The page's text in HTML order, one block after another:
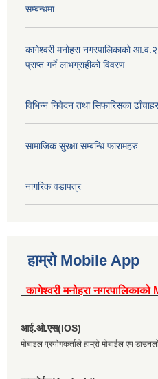
सम्बन्धमा
कागेश्वरी मनोहरा नगरपालिकाको
प्राप्त गर्ने लाभग्राहीको विवरण
विभिन्न निवेदन तथा सिफारिसका
सामाजिक सुरक्षा सम्बन्धि फारामहरु
नागरिक वडापत्र
हाम्रो Mobile App
कागेश्वरी मनोहरा
आई.ओ.एस(IOS)
मोबाइल प्रयोगकर्ताले हाम्रो मोबाईल एप